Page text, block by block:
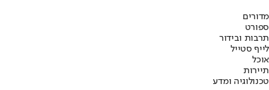
מדורים
ספורט
תרבות ובידור
לייף סטייל
אוכל
תיירות
טכנולוגיה ומדע